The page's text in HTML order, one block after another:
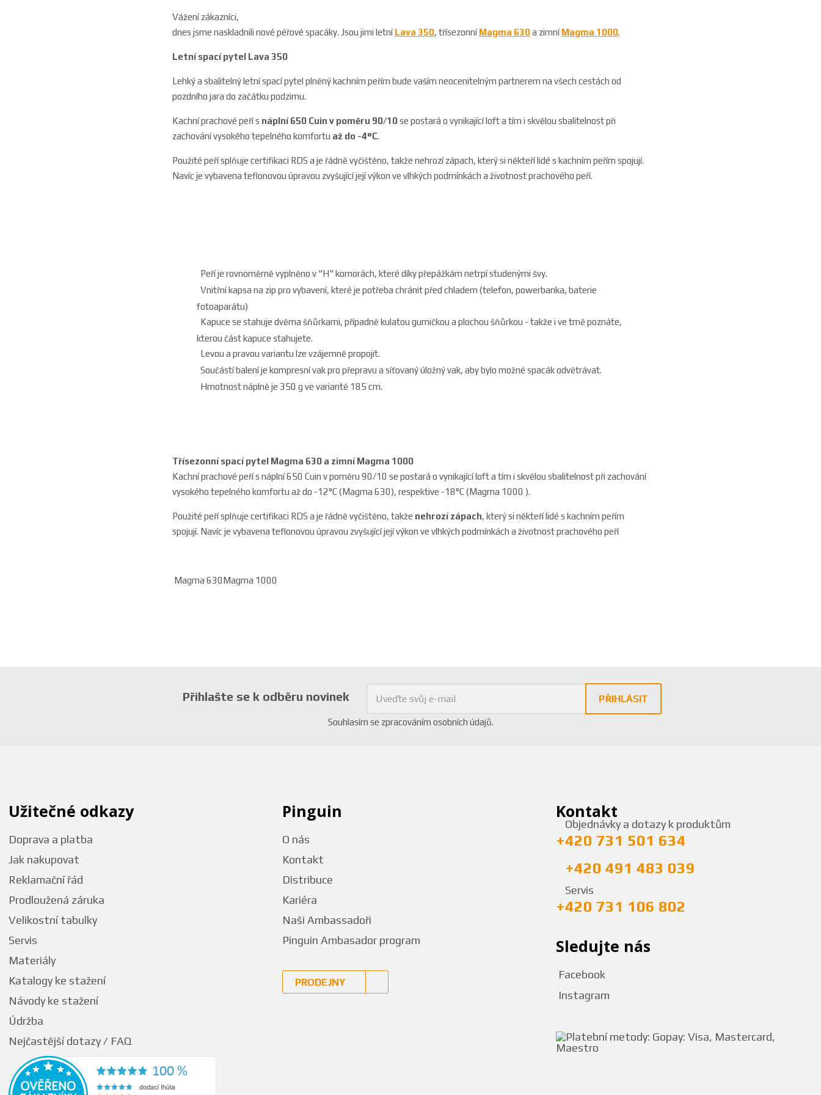
Vážení zákazníci,
dnes jsme naskladnili nové péřové spacáky. Jsou jimi letníLava 350, třísezonníMagma 630a zimníMagma 1000.
Letní spací pytel Lava 350
Lehký a sbalitelný letní spací pytel plněný kachním peřím bude vaším neocenitelným partnerem na všech cestách od
pozdního jara do začátku podzimu.
Kachní prachové peří s náplní 650 Cuin v poměru 90/10se postará o vynikající loft a tím i skvělou sbalitelnost při
zachování vysokého tepelného komfortu až do -4°C.
Použité peří splňuje certifikaci RDS a je řádně vyčištěno, takže nehrozí zápach, který si někteří lidé s kachním peřím spojují.
Navíc je vybavena teflonovou úpravou zvyšující její výkon ve vlhkých podmínkách a životnost prachového peří.
Peří je rovnoměrně vyplněno v "H" komorách, které díky přepážkám netrpí studenými švy.
Vnitřní kapsa na zip pro vybavení, které je potřeba chránit před chladem (telefon, powerbanka, baterie
fotoaparátu)
Kapuce se stahuje dvěma šňůrkami, případně kulatou gumičkou a plochou šňůrkou - takže i ve tmě poznáte,
kterou část kapuce stahujete.
Levou a pravou variantu lze vzájemně propojit.
Součástí balení je kompresní vak pro přepravu a síťovaný úložný vak, aby bylo možné spacák odvětrávat.
Hmotnost náplně je 350 g ve variantě 185 cm.
Třísezonní spací pytel Magma 630 a zimní Magma 1000
Kachní prachové peří s náplní 650 Cuin v poměru 90/10 se postará o vynikající loft a tím i skvělou sbalitelnost při zachování
vysokého tepelného komfortu až do -12°C (Magma 630), respektive -18°C (Magma 1000 ).
Použité peří splňuje certifikaci RDS a je řádně vyčištěno, takže nehrozí zápach, který si někteří lidé s kachním peřím
spojují. Navíc je vybavena teflonovou úpravou zvyšující její výkon ve vlhkých podmínkách a životnost prachového peří
Magma 630Magma 1000
Přihlašte se k odběru novinek PŘIHLÁSIT
Souhlasím se zpracováním osobních údajů.
Užitečné odkazy
Doprava a platba
Jak nakupovat
Reklamační řád
Prodloužená záruka
Velikostní tabulky
Servis
Materiály
Katalogy ke stažení
Návody ke stažení
Údržba
Nejčastější dotazy / FAQ
Pinguin
O nás
Kontakt
Distribuce
Kariéra
Naši Ambassadoři
Pinguin Ambasador program
PRODEJNY
Kontakt
Objednávky a dotazy k produktům
+420 731 501 634
+420 491 483 039
Servis
+420 731 106 802
Sledujte nás
Facebook
Instagram